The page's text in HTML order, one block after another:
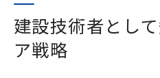
建設技術者資格一
建設業界で求めら
建設技術者とし
ア戦略